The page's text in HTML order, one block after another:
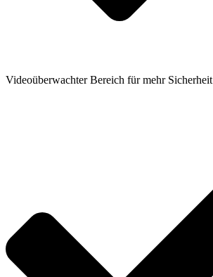
Videoüberwachter Bereich für mehr Sicherheit